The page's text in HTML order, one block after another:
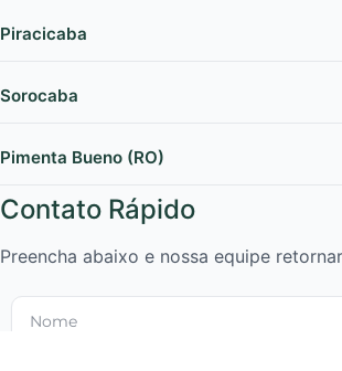
Piracicaba
Sorocaba
Pimenta Bueno (RO)
Contato Rápido
Preencha abaixo e nossa equipe